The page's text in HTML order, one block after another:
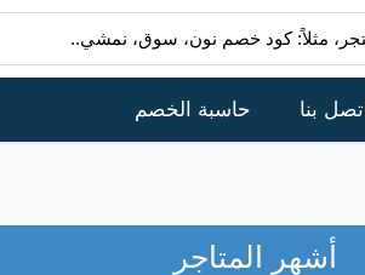
اتصل بنا حاسبة الخصم
أشهر المتاجر